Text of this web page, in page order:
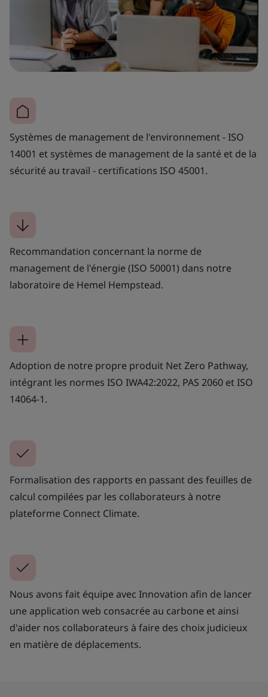
Systèmes de management de l'environnement - ISO
14001 et systèmes de management de la santé et de la
sécurité au travail - certifications ISO 45001.
Recommandation concernant la norme de
management de l'énergie (ISO 50001) dans notre
laboratoire de Hemel Hempstead.
Adoption de notre propre produit Net Zero Pathway,
intégrant les normes ISO IWA42:2022, PAS 2060 et ISO
14064-1.
Formalisation des rapports en passant des feuilles de
calcul compilées par les collaborateurs à notre
plateforme Connect Climate.
Nous avons fait équipe avec Innovation afin de lancer
une application web consacrée au carbone et ainsi
d'aider nos collaborateurs à faire des choix judicieux
en matière de déplacements.